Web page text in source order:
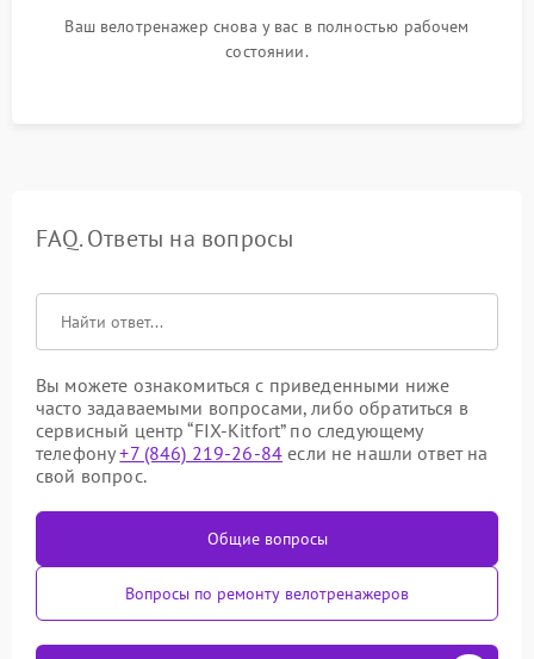
Ваш велотренажер снова у вас в полностью рабочем
состоянии.
FAQ. Ответы на вопросы
Вы можете ознакомиться с приведенными ниже
часто задаваемыми вопросами, либо обратиться в
сервисный центр “FIX-Kitfort” по следующему
телефону+7 (846) 219-26-84 если не нашли ответ на
свой вопрос.
Общие вопросы
Вопросы по ремонту велотренажеров